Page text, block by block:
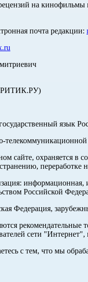
на кинофильмы
почта редакции:
язык
сайте, охраняется в
переработке
информационная,
Российской
Федерация,
рекомендательные
сети
с тем, что мы